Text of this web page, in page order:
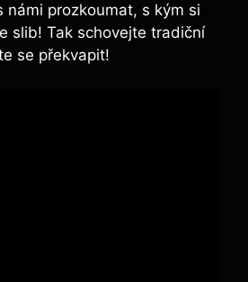
prozkoumat, s kým si
slib! Tak schovejte tradiční
se překvapit!